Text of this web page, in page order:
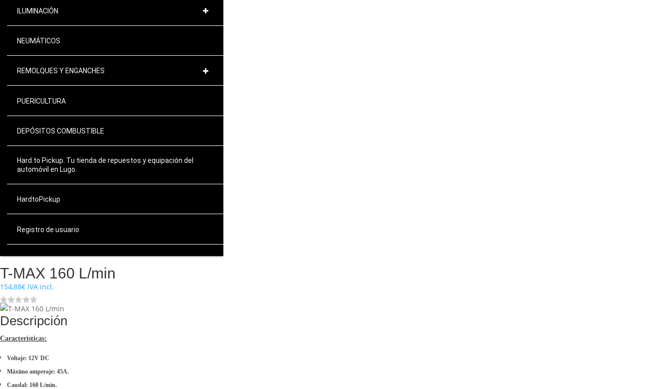
ILUMINACIÓN
NEUMÁTICOS
REMOLQUES Y ENGANCHES
PUERICULTURA
DEPÓSITOS COMBUSTIBLE
Hard to Pickup. Tu tienda de repuestos y equipación del
automóvil en Lugo.
HardtoPickup
Registro de usuario
T-MAX 160 L/min
154,88€ IVA incl.
Descripción
Características:
Voltaje: 12V DC
Máximo amperaje: 45A.
Caudal: 160 L/min.